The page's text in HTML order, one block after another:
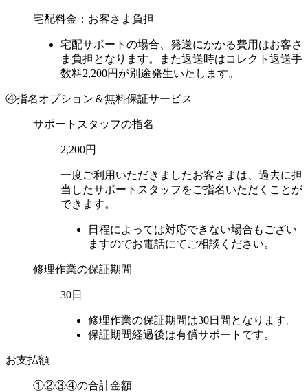
宅配料金：お客さま負担
宅配サポートの場合、発送にかかる費用はお客さ
ま負担となります。また返送時はコレクト返送手
数料2,200円が別途発生いたします。
④指名オプション＆無料保証サービス
サポートスタッフの指名
2,200円
一度ご利用いただきましたお客さまは、過去に担
当したサポートスタッフをご指名いただくことが
できます。
日程によっては対応できない場合もござい
ますのでお電話にてご相談ください。
修理作業の保証期間
30日
修理作業の保証期間は30日間となります。
保証期間経過後は有償サポートです。
お支払額
①②③④の合計金額